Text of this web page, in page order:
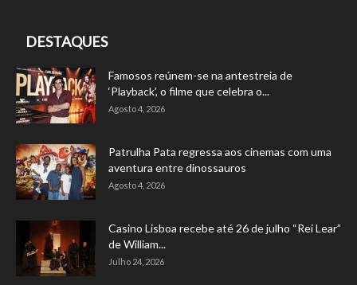
DESTAQUES
Famosos reúnem-se na antestreia de
‘Playback’, o filme que celebra o...
Agosto 4, 2026
Patrulha Pata regressa aos cinemas com uma
aventura entre dinossauros
Agosto 4, 2026
Casino Lisboa recebe até 26 de julho “Rei Lear”
de William...
Julho 24, 2026